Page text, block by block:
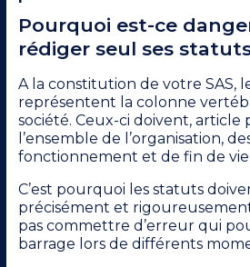
Pourquoi est-ce
rédiger seul ses statuts
A la constitution de votre SAS,
représentent la colonne
société. Ceux-ci doivent, article
l’ensemble de l’organisation,
fonctionnement et de fin de vie
C’est pourquoi les statuts
précisément et
pas commettre d’erreur qui
barrage lors de différents